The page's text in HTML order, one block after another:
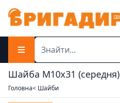
Шайба М10x31 (середня)
Головна< Шайби